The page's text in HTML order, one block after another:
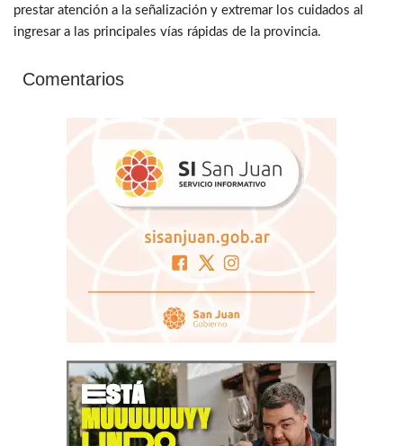
prestar atención a la señalización y extremar los cuidados al
ingresar a las principales vías rápidas de la provincia.
Comentarios